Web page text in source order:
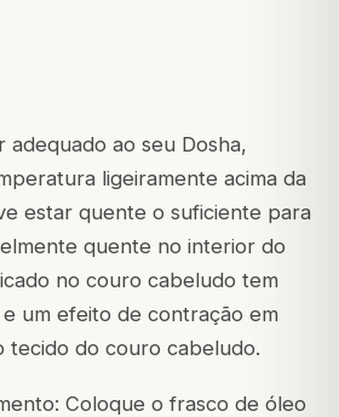
adequado ao seu Dosha,
ligeiramente acima da
estar quente o suficiente para
quente no interior do
no couro cabeludo tem
um efeito de contração em
tecido do couro cabeludo.
Coloque o frasco de óleo